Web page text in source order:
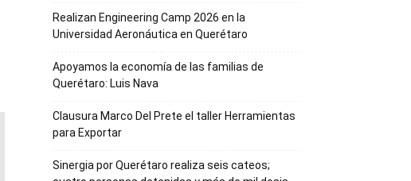
Realizan Engineering Camp 2026 en la
Universidad Aeronáutica en Querétaro
Apoyamos la economía de las familias de
Querétaro: Luis Nava
Clausura Marco Del Prete el taller Herramientas
para Exportar
Sinergia por Querétaro realiza seis cateos;